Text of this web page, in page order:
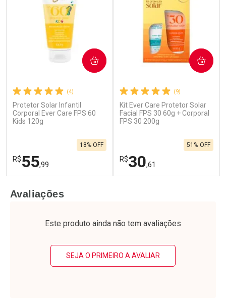
(4)
Protetor Solar Infantil
Corporal Ever Care FPS 60
Kids 120g
R$55,99
18% OFF
COMPRAR
Laboratório
Por Menos
(9)
Kit Ever Care Protetor Solar
Facial FPS 30 60g + Corporal
FPS 30 200g
R$30,61
51% OFF
COMPRAR
Laboratório
Por Menos
Avaliações
Este produto ainda não tem avaliações
SEJA O PRIMEIRO A AVALIAR